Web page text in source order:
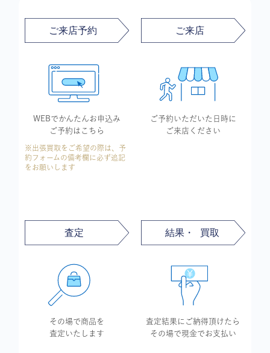
WEBでかんたんお申込み
ご予約はこちら
※出張買取をご希望の際は、予
約フォームの備考欄に必ず追記
をお願いします
ご予約いただいた 日時に
ご来店ください
その場で商品を
査定いたします
査定結果に ご納得頂けたら
その場で現金で お支払い